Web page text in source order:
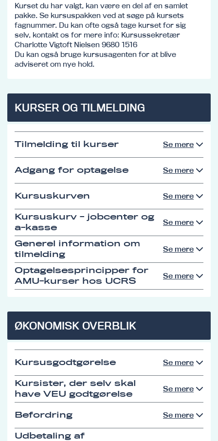
Kurset du har valgt, kan være en del af en samlet
pakke. Se kursuspakken ved at søge på kursets
fagnummer. Du kan ofte også tage kurset for sig
selv, kontakt os for mere info: Kursussekretær
Charlotte Vigtoft Nielsen 9680 1516
Du kan også bruge kursusagenten for at blive
adviseret om nye hold.
KURSER OG TILMELDING
Tilmelding til kurser Se mere
Adgang for optagelse Se mere
Kursuskurven Se mere
Kursuskurv - jobcenter og
a-kasse
Se mere
Generel information om
tilmelding
Se mere
Optagelsesprincipper for
AMU-kurser hos UCRS
Se mere
ØKONOMISK OVERBLIK
Kursusgodtgørelse Se mere
Kursister, der selv skal
have VEU godtgørelse
Se mere
Befordring Se mere
Udbetaling af